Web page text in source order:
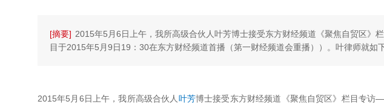
[摘要] 2015年5月6日上午，我所高级合伙人叶芳博士接受东方财经频道《聚焦自贸区》
目于2015年5月9日19：30在东方财经频道首播（第一财经频道会重播））。叶律师就如
2015年5月6日上午，我所高级合伙人 叶芳博士接受东方财经频道《聚焦自贸区》栏目专访